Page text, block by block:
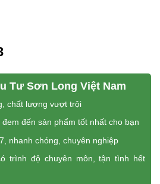
Tư Sơn Long Việt Nam
chất lượng vượt trội
đến sản phẩm tốt nhất cho bạn
nhanh chóng, chuyên nghiệp
trình độ chuyên môn, tận tình hết